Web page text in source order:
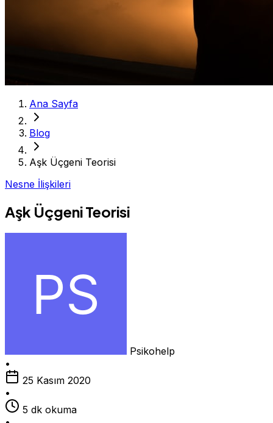
Ana Sayfa
Blog
Aşk Üçgeni Teorisi
Nesne İlişkileri
Aşk Üçgeni Teorisi
Psikohelp
•
25 Kasım 2020
•
5 dk okuma